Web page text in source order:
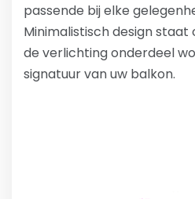
passende bij elke
Minimalistisch design
de verlichting onderdeel
signatuur van uw balkon.